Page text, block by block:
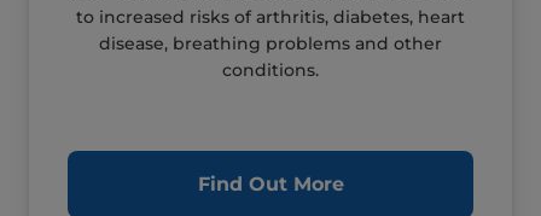
to increased risks of arthritis, diabetes, heart
disease, breathing problems and other
conditions.
Find Out More